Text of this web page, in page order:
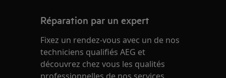
Réparation par un expert
Fixez un rendez-vous avec un de nos
techniciens qualifiés AEG et
découvrez chez vous les qualités